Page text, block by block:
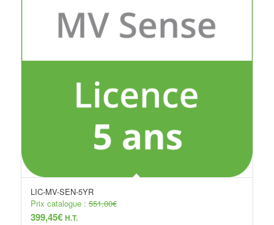
LIC-MV-SEN-5YR
Prix catalogue :551,00€
399,45€ H.T.